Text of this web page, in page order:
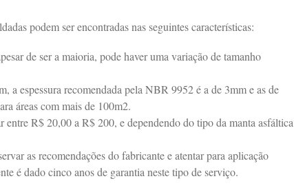
podem ser encontradas nas seguintes características:
de ser a maioria, pode haver uma variação de tamanho
a espessura recomendada pela NBR 9952 é a de 3mm e as de
áreas com mais de 100m2.
entre R$ 20,00 a R$ 200, e dependendo do tipo da manta asfáltica
as recomendações do fabricante e atentar para aplicação
é dado cinco anos de garantia neste tipo de serviço.